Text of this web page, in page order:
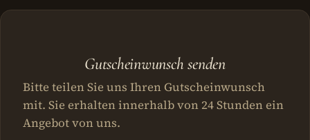
Gutscheinwunsch senden
Bitte teilen Sie uns Ihren Gutscheinwunsch
mit. Sie erhalten innerhalb von 24 Stunden ein
Angebot von uns.